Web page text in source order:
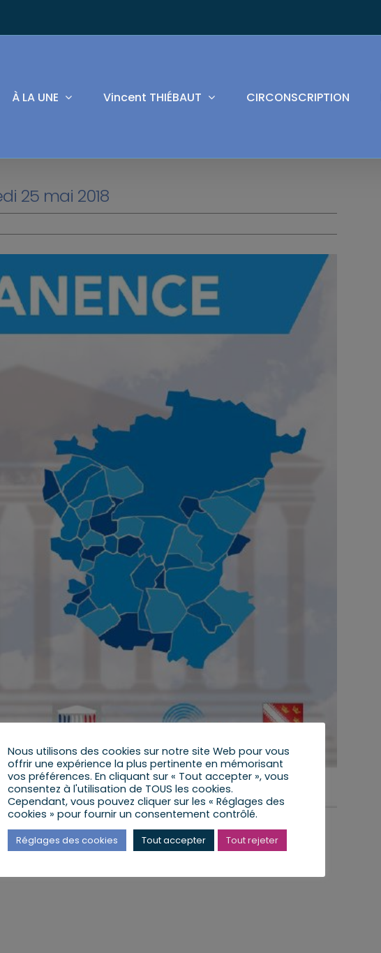
À LA UNE Vincent THIÉBAUT CIRCONSCRIPTION
25 mai 2018
25 mai 2018
et son équipe, dans les mairies de la 9ème
Nous utilisons des cookies sur notre site Web pour vous
offrir une expérience la plus pertinente en mémorisant
vos préférences. En cliquant sur « Tout accepter », vous
consentez à l'utilisation de TOUS les cookies.
Cependant, vous pouvez cliquer sur les « Réglages des
cookies » pour fournir un consentement contrôlé.
Réglages des cookies Tout accepter Tout rejeter